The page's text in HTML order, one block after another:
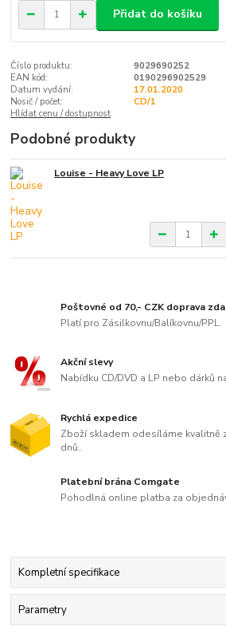
Přidat do košíku
Číslo produktu:
9029690252
EAN kód:
0190296902529
Datum vydání:
17.01.2020
Nosič / počet:
CD/1
Hlídat cenu / dostupnost
Podobné produkty
Louise - Heavy Love LP
Poštovné od 70,- CZK doprava
Platí pro Zásilkovnu/Balíkovnu/PPL.
Akční slevy
Nabídku CD/DVD a LP nebo dárků
Rychlá expedice
Zboží skladem odesíláme kvalitně
dnů..
Platební brána Comgate
Pohodlná online platba za
Kompletní specifikace
Parametry